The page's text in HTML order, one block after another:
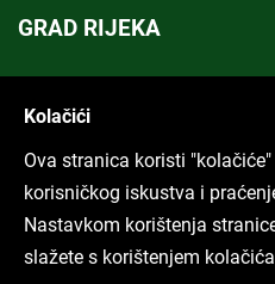
GRAD RIJEKA
ARHIVA TEKSTOVA
Svi tekstovi
Kolačići
Ova stranica koristi
korisničkog iskustva i
Nastavkom korištenja
slažete s korištenjem